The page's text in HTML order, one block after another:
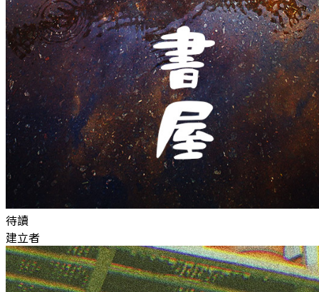
待讀
建立者